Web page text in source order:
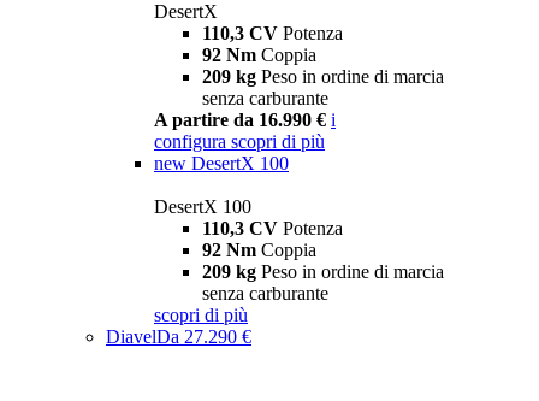
DesertX
110,3 CV Potenza
92 Nm Coppia
209 kg Peso in ordine di marcia
senza carburante
A partire da 16.990 € i
configura scopri di più
new DesertX 100
DesertX 100
110,3 CV Potenza
92 Nm Coppia
209 kg Peso in ordine di marcia
senza carburante
scopri di più
DiavelDa 27.290 €